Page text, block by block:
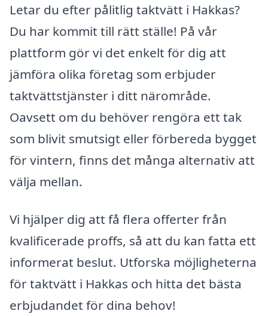
Letar du efter pålitlig taktvätt i Hakkas?
Du har kommit till rätt ställe! På vår
plattform gör vi det enkelt för dig att
jämföra olika företag som erbjuder
taktvättstjänster i ditt närområde.
Oavsett om du behöver rengöra ett tak
som blivit smutsigt eller förbereda bygget
för vintern, finns det många alternativ att
välja mellan.
Vi hjälper dig att få flera offerter från
kvalificerade proffs, så att du kan fatta ett
informerat beslut. Utforska möjligheterna
för taktvätt i Hakkas och hitta det bästa
erbjudandet för dina behov!